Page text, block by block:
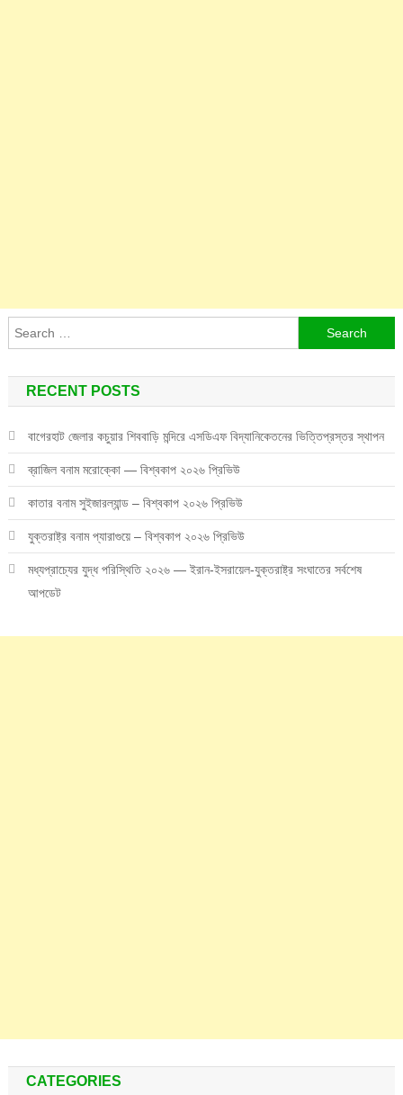
Search
for:
RECENT POSTS
বাগেরহাট জেলার কচুয়ার শিববাড়ি মন্দিরে এসডিএফ বিদ্যানিকেতনের ভিত্তিপ্রস্তর স্থাপন
ব্রাজিল বনাম মরোক্কো — বিশ্বকাপ ২০২৬ প্রিভিউ
কাতার বনাম সুইজারল্যান্ড – বিশ্বকাপ ২০২৬ প্রিভিউ
যুক্তরাষ্ট্র বনাম প্যারাগুয়ে – বিশ্বকাপ ২০২৬ প্রিভিউ
মধ্যপ্রাচ্যের যুদ্ধ পরিস্থিতি ২০২৬ — ইরান-ইসরায়েল-যুক্তরাষ্ট্র সংঘাতের সর্বশেষ
আপডেট
CATEGORIES